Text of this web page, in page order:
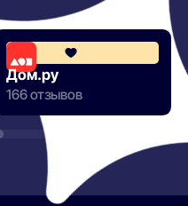
3.8
Дом.ру
166 отзывов